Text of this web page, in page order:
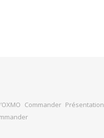
Commander Présentation